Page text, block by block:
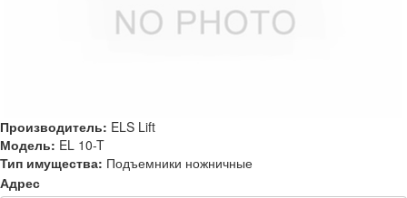
Производитель: ELS Lift
Модель: EL 10-T
Тип имущества: Подъемники ножничные
Адрес